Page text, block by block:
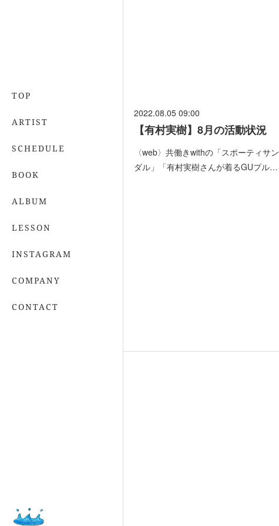
TOP
ARTIST
SCHEDULE
BOOK
ALBUM
LESSON
INSTAGRAM
COMPANY
CONTACT
2022.08.05 09:00
【有村実樹】8月の活動状況
〈web〉共働きwithの「スポーティサン
ダル」「有村実樹さんが着るGUプル…